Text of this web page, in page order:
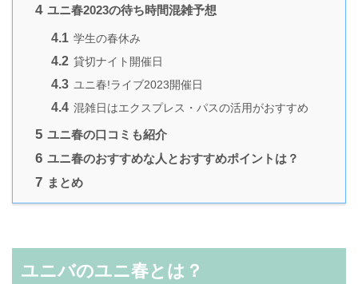
4 ユニ春2023の待ち時間混雑予想
4.1 学生の春休み
4.2 貸切ナイト開催日
4.3 ユニ春!ライブ2023開催日
4.4 混雑日はエクスプレス・パスの活用がおすすめ
5 ユニ春の口コミも紹介
6 ユニ春のおすすめな人とおすすめポイントは？
7 まとめ
ユニバのユニ春とは？